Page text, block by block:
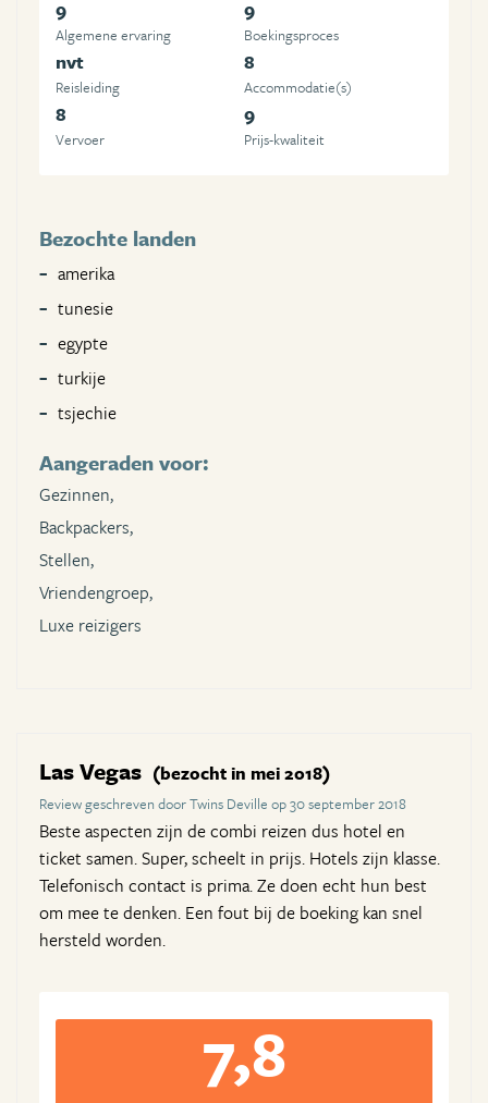
9
Algemene ervaring
9
Boekingsproces
nvt
Reisleiding
8
Accommodatie(s)
8
Vervoer
9
Prijs-kwaliteit
Bezochte landen
amerika
tunesie
egypte
turkije
tsjechie
Aangeraden voor:
Gezinnen,
Backpackers,
Stellen,
Vriendengroep,
Luxe reizigers
Las Vegas (bezocht in mei 2018)
Review geschreven door Twins Deville op 30 september 2018
Beste aspecten zijn de combi reizen dus hotel en
ticket samen. Super, scheelt in prijs. Hotels zijn klasse.
Telefonisch contact is prima. Ze doen echt hun best
om mee te denken. Een fout bij de boeking kan snel
hersteld worden.
7,8